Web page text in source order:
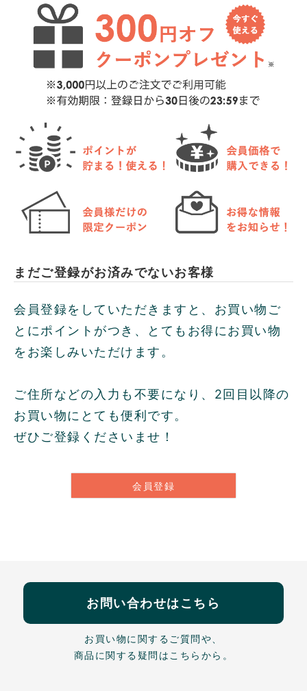
まだご登録がお済みでないお客様
会員登録をしていただきますと、お買い物ご
とにポイントがつき、とてもお得にお買い物
をお楽しみいただけます。
ご住所などの入力も不要になり、2回目以降の
お買い物にとても便利です。
ぜひご登録くださいませ！
会員登録
お問い合わせはこちら
お買い物に関するご質問や、
商品に関する疑問はこちらから。